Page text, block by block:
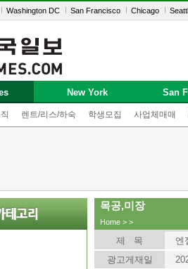
Washington DC San Francisco Chicago
렌트/리스/하숙 학생모집 사업체매매
New York San
목공,미장
Home > >
제 목
엔
광고게재일